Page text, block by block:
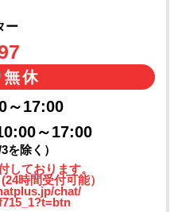
ー
休
～17:00
～17:00
を除く）
ております。
時間受付可能）
chat/